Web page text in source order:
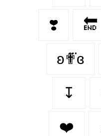
❣️ 🔚
ʚ✟⃛ɞ
↧
❤️‍